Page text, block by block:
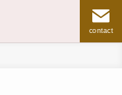
contact